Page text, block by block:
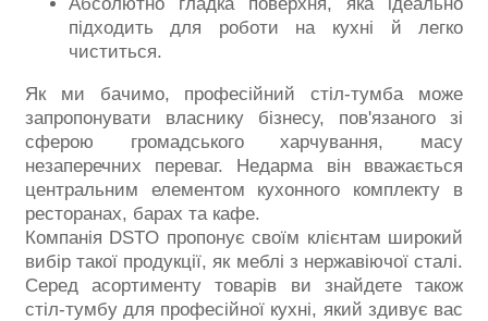
підходить для роботи на кухні й легко
чиститься.
Як ми бачимо, професійний стіл-тумба може
запропонувати власнику бізнесу, пов'язаного зі
сферою громадського харчування, масу
незаперечних переваг. Недарма він вважається
центральним елементом кухонного комплекту в
ресторанах, барах та кафе.
Компанія DSTO пропонує своїм клієнтам широкий
вибір такої продукції, як меблі з нержавіючої сталі.
Серед асортименту товарів ви знайдете також
стіл-тумбу для професійної кухні, який здивує вас